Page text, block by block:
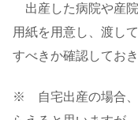
出産した病院や産
用紙を用意し、渡し
すべきか確認しておき
※ 自宅出産の場合、